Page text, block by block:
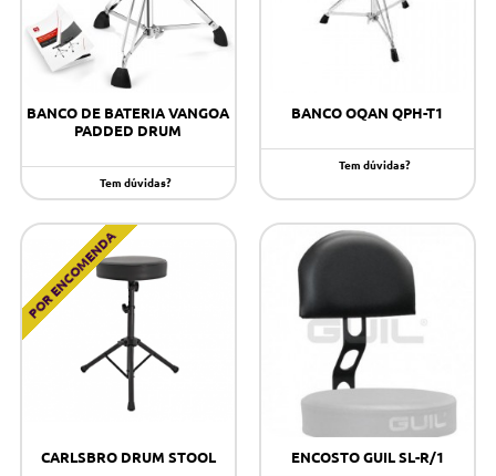
BANCO DE BATERIA VANGOA
PADDED DRUM
Tem dúvidas?
BANCO OQAN QPH-T1
Tem dúvidas?
POR ENCOMENDA
CARLSBRO DRUM STOOL ENCOSTO GUIL SL-R/1